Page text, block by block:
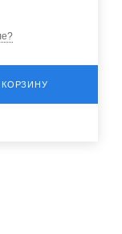
КОРЗИНУ